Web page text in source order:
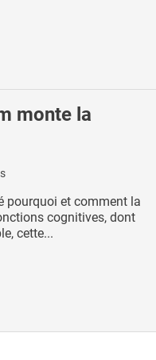
monte la
pourquoi et comment la
cognitives, dont
cette...